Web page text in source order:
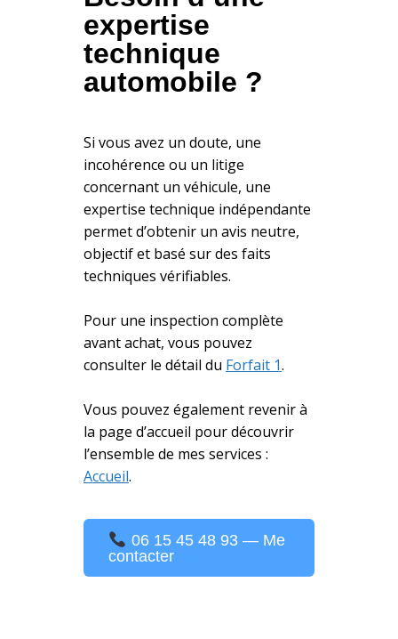
expertise
technique
automobile ?
Si vous avez un doute, une
incohérence ou un litige
concernant un véhicule, une
expertise technique indépendante
permet d’obtenir un avis neutre,
objectif et basé sur des faits
techniques vérifiables.
Pour une inspection complète
avant achat, vous pouvez
consulter le détail du Forfait 1.
Vous pouvez également revenir à
la page d’accueil pour découvrir
l’ensemble de mes services :
Accueil.
06 15 45 48 93 — Me
contacter